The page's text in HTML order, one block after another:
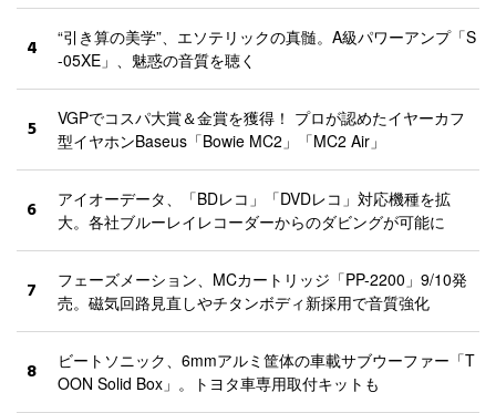
4
“引き算の美学”、エソテリックの真髄。A級パワーアンプ「S
-05XE」、魅惑の音質を聴く
5
VGPでコスパ大賞＆金賞を獲得！ プロが認めたイヤーカフ
型イヤホンBaseus「Bowie MC2」「MC2 Air」
6
アイオーデータ、「BDレコ」「DVDレコ」対応機種を拡
大。各社ブルーレイレコーダーからのダビングが可能に
7
フェーズメーション、MCカートリッジ「PP-2200」9/10発
売。磁気回路見直しやチタンボディ新採用で音質強化
8
ビートソニック、6mmアルミ筐体の車載サブウーファー「T
OON Solid Box」。トヨタ車専用取付キットも